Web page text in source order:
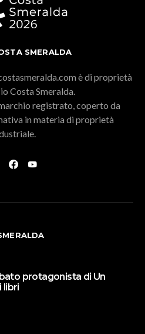
SMERALDA
è di proprietà
Costa Smeralda.
registrato, coperto da
in materia di proprietà
protagonista di Un
libri